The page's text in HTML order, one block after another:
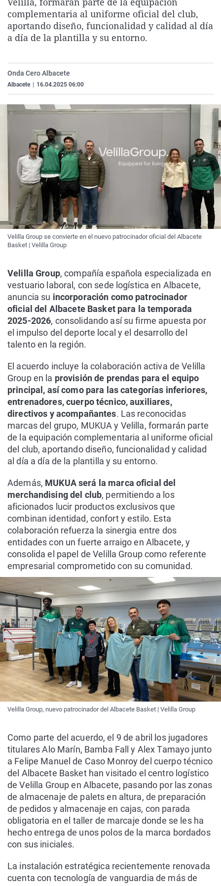
La rosa de los vientos
Gente viajera
Como el perro y el
Caso
Retornados
Equipo de
Extremadura
Galicia
La Rioja
Virales
Televisión
Elecciones
complementaria al uniforme oficial del club,
aportando diseño, funcionalidad y calidad al día
a día de la plantilla y su entorno.
Onda Cero Albacete
Albacete 16.04.2025 06:00
Velilla Group se convierte en el nuevo patrocinador oficial del Albacete
Basket | Velilla Group
Velilla Group, compañía española especializada en
vestuario laboral, con sede logística en Albacete,
anuncia su incorporación como patrocinador
oficial del Albacete Basket para la temporada
2025-2026, consolidando así su firme apuesta por
el impulso del deporte local y el desarrollo del
talento en la región.
El acuerdo incluye la colaboración activa de Velilla
Group en la provisión de prendas para el equipo
principal, así como para las categorías inferiores,
entrenadores, cuerpo técnico, auxiliares,
directivos y acompañantes. Las reconocidas
marcas del grupo, MUKUA y Velilla, formarán parte
de la equipación complementaria al uniforme oficial
del club, aportando diseño, funcionalidad y calidad
al día a día de la plantilla y su entorno.
Además, MUKUA será la marca oficial del
merchandising del club, permitiendo a los
aficionados lucir productos exclusivos que
combinan identidad, confort y estilo. Esta
colaboración refuerza la sinergia entre dos
entidades con un fuerte arraigo en Albacete, y
consolida el papel de Velilla Group como referente
empresarial comprometido con su comunidad.
Velilla Group, nuevo patrocinador del Albacete Basket | Velilla Group
Como parte del acuerdo, el 9 de abril los jugadores
titulares Alo Marín, Bamba Fall y Alex Tamayo junto
a Felipe Manuel de Caso Monroy del cuerpo técnico
del Albacete Basket han visitado el centro logístico
de Velilla Group en Albacete, pasando por las zonas
de almacenaje de palets en altura, de preparación
de pedidos y almacenaje en cajas, con parada
obligatoria en el taller de marcaje donde se les ha
hecho entrega de unos polos de la marca bordados
con sus iniciales.
La instalación estratégica recientemente renovada
cuenta con tecnología de vanguardia de más de